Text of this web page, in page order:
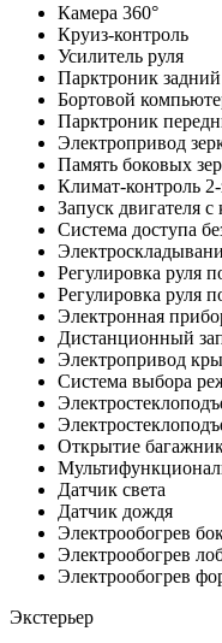
Камера 360°
Круиз-контроль
Усилитель руля
Парктроник задний
Бортовой
Парктроник
Электропривод
Память боковых
Климат-контроль
Запуск двигателя с
Система доступа
Регулировка руля
Регулировка руля
Электронная
Дистанционный
Электропривод
Система выбора
Открытие
Датчик света
Датчик дождя
Электрообогрев
Электрообогрев
Электрообогрев
Экстерьер